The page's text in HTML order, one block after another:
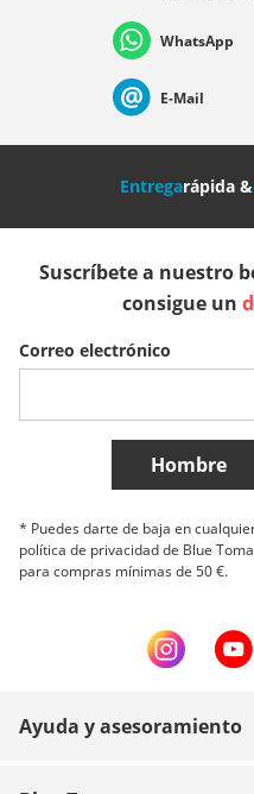
Nederland
Belgique (Français)
WhatsApp
E-Mail
Entregarápida &
Suscríbete a nuestro
consigue un
Correo electrónico
Hombre
* Puedes darte de baja en
política de privacidad de Blue
para compras mínimas de 50 €.
Ayuda y asesoramiento